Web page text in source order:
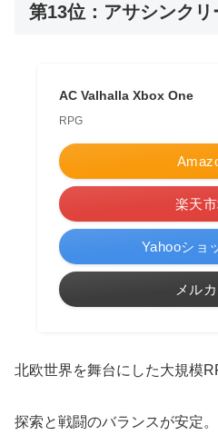
第13位：アサシンク
AC Valhalla Xbox One
RPG
楽天
Yahooショ
メルカ
北欧世界を舞台にした大規模
探索と戦闘のバランスが安定。